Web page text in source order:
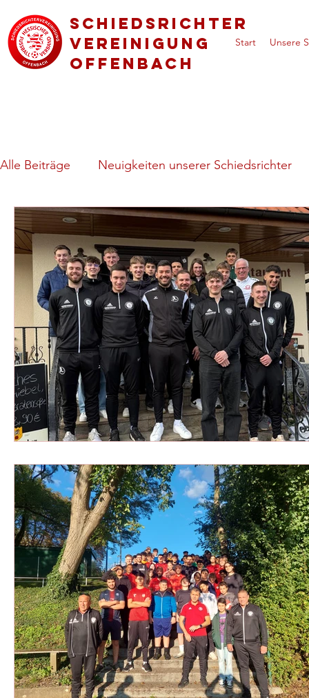
Schiedsrichter
vereinigung
Offenbach
Start Unsere
Alle Beiträge Neuigkeiten unserer Schiedsrichter
Regeln & besondere Spielsituationen